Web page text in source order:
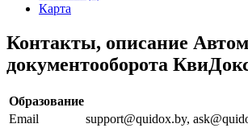
Карта
Контакты, описание
документооборота
Образование
Email
support@quidox.by,